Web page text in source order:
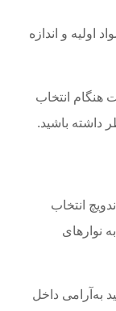
اولیه و اندازه
هنگام انتخاب
داشته باشید.
انتخاب
نوارهای
به‌آرامی داخل